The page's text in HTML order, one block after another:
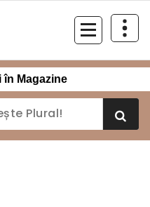
în Magazine